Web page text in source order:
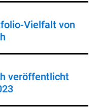
Vielfalt von
veröffentlicht